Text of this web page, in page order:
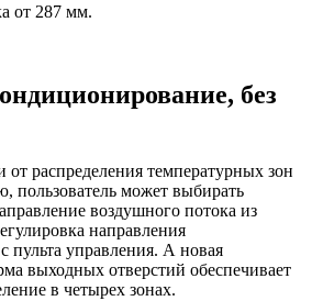
от 287 мм.
без
от распределения температурных зон
пользователь может выбирать
воздушного потока из
направления
пульта управления. А новая
выходных отверстий обеспечивает
в четырех зонах.